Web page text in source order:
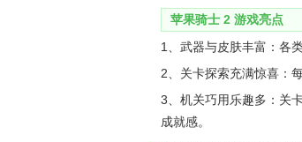
苹果骑士 2 游戏亮点
1、武器与皮肤丰富：各
2、关卡探索充满惊喜：
3、机关巧用乐趣多：关
成就感。